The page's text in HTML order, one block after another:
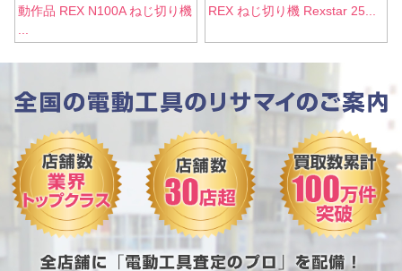
動作品 REX N100A ねじ切り機
...
REX ねじ切り機 Rexstar 25...